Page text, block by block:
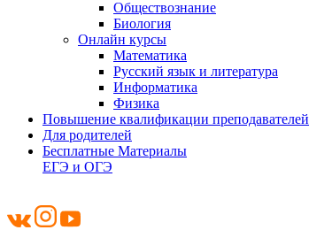
Обществознание
Биология
Онлайн курсы
Математика
Русский язык и литература
Информатика
Физика
Повышение квалификации преподавателей
Для родителей
Бесплатные Материалы
ЕГЭ и ОГЭ